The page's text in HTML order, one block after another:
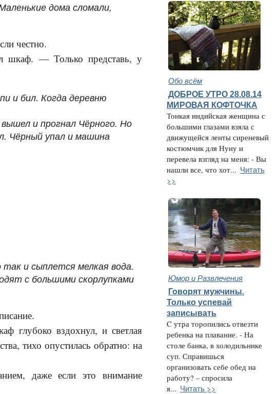
дома сломали,
честно.
шкаф. — Только представь, у
и бил. Когда деревню
и прогнал Чёрного. Но
Чёрный упал и машина
и сыплется мелкая вода.
с большими скорлупками
вздохнул, и светлая
тихо опустилась обратно: на
даже если это внимание
Обо всём
ДОБРОЕ УТРО 28.08.14
МИРОВАЯ КОФТОЧКА
Тонкая индийская женщина с
большими глазами взяла с
движущейся ленты сиреневый
костюмчик для Нуну и
перевела взгляд на меня: - Вы
нашли все, что хот... Читать
>>
Юмор и Развлечения
Говорят мужчины.
Только успевай
записывать
C утра торопились отвезти
ребенка на плавание. - На
столе банка, в холодильнике
суп. Справишься
организовать себе обед на
работу? – спросила
я... Читать >>